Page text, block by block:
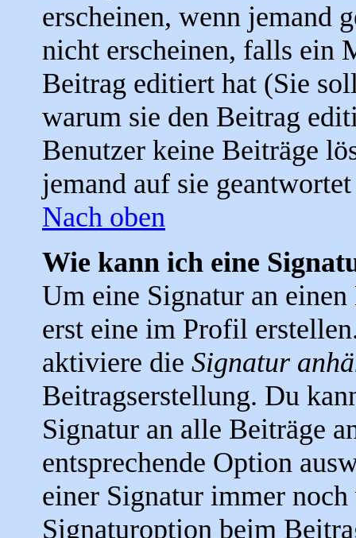
erscheinen, wenn jemand
nicht erscheinen, falls ein
Beitrag editiert hat (Sie
warum sie den Beitrag
Benutzer keine Beiträge
jemand auf sie
Nach oben
Wie kann ich eine
Um eine Signatur an
erst eine im Profil
aktiviere die Signatur
Beitragserstellung. Du
Signatur an alle Beiträge
entsprechende Option
einer Signatur immer
Signaturoption beim